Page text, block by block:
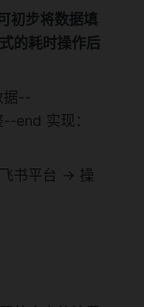
nil
初步将数据填
的耗时操作后
--
end 实现：
书平台 -> 操